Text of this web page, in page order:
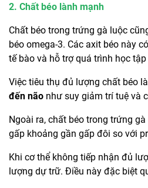
2. Chất béo lành mạnh
Chất béo trong trứng gà luộc
béo omega-3. Các axit béo này
tế bào và hỗ trợ quá trình học
Việc tiêu thụ đủ lượng chất béo
đến não như suy giảm trí tuệ và
Ngoài ra, chất béo trong trứng
gấp khoảng gần gấp đôi so với
Khi cơ thể không tiếp nhận đủ
lượng dự trữ. Điều này đặc biệt